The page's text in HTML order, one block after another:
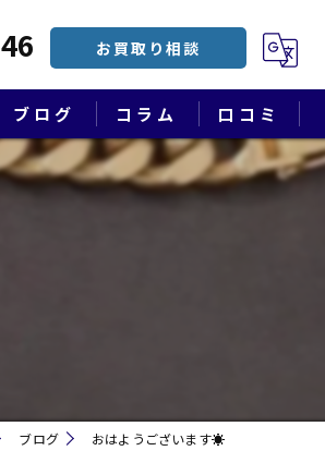
お買取り相談
ブログ コラム 口コミ
ブログ おはようございます☀